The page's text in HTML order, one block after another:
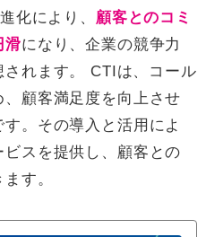
化により、 顧客とのコミ
滑になり、企業の競争力
れます。 CTIは、コール
顧客満足度を向上させ
。その導入と活用によ
スを提供し、顧客との
す。